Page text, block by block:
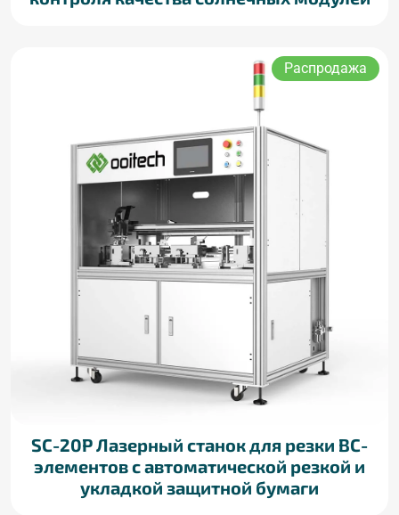
Распродажа
SC-20P Лазерный станок для резки BC-
элементов с автоматической резкой и
укладкой защитной бумаги